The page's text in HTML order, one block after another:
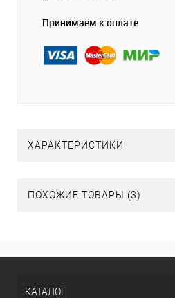
Принимаем к оплате
ХАРАКТЕРИСТИКИ
ПОХОЖИЕ ТОВАРЫ (3)
КАТАЛОГ